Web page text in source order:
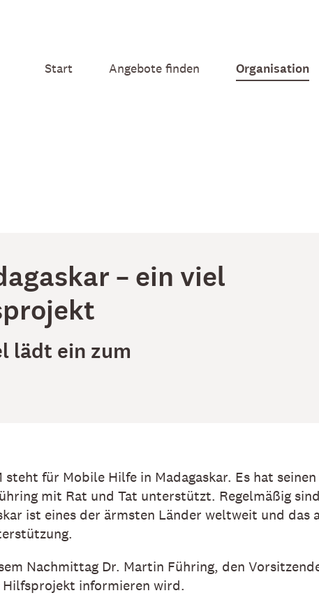
Start Angebote finden Organisation
– ein viel
lädt ein zum
steht für Mobile Hilfe in Madagaskar. Es hat
mit Rat und Tat unterstützt. Regelmäßig
ist eines der ärmsten Länder weltweit und das
Nachmittag Dr. Martin Führing, den
Hilfsprojekt informieren wird.